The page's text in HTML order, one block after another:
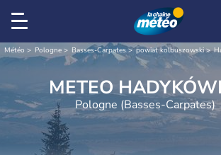
Météo Pologne Basses-Carpates powiat kolbuszowski
METEO
Pologne (Basses-Carpates)